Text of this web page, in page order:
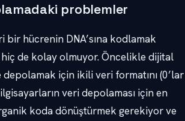
problemler
hücrenin DNA’sına kodlamak
hiç de kolay olmuyor. Öncelikle dijital
için ikili veri formatını (0’lar
veri depolaması için en
koda dönüştürmek gerekiyor ve